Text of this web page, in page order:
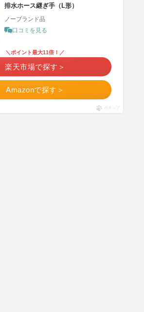
排水ホース継ぎ手（L形）
ノーブランド品
口コミを見る
Amazonで探す＞
＼ポイント最大11倍！／
楽天市場で探す＞
ポチップ